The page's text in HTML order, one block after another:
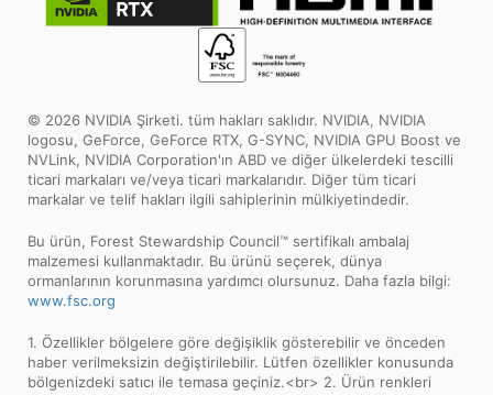
© 2026 NVIDIA Şirketi. tüm hakları saklıdır. NVIDIA, NVIDIA
logosu, GeForce, GeForce RTX, G-SYNC, NVIDIA GPU Boost ve
NVLink, NVIDIA Corporation'ın ABD ve diğer ülkelerdeki tescilli
ticari markaları ve/veya ticari markalarıdır. Diğer tüm ticari
markalar ve telif hakları ilgili sahiplerinin mülkiyetindedir.
Bu ürün, Forest Stewardship Council™ sertifikalı ambalaj
malzemesi kullanmaktadır. Bu ürünü seçerek, dünya
ormanlarının korunmasına yardımcı olursunuz. Daha fazla bilgi:
www.fsc.org
1. Özellikler bölgelere göre değişiklik gösterebilir ve önceden
haber verilmeksizin değiştirilebilir. Lütfen özellikler konusunda
bölgenizdeki satıcı ile temasa geçiniz.<br> 2. Ürün renkleri